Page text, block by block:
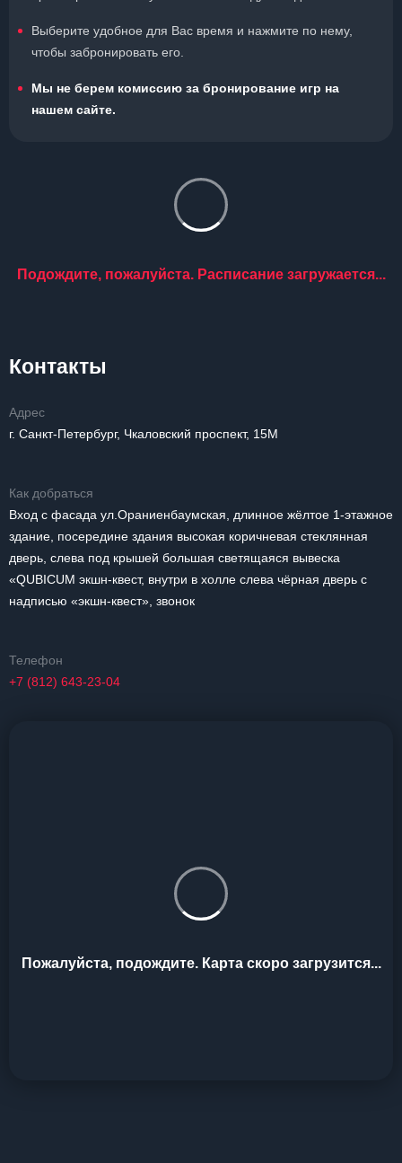
Выберите удобное для Вас время и нажмите по нему,
чтобы забронировать его.
Мы не берем комиссию за бронирование игр на
нашем сайте.
Подождите, пожалуйста. Расписание загружается...
Контакты
Адрес
г. Санкт-Петербург, Чкаловский проспект, 15М
Как добраться
Вход с фасада ул.Ораниенбаумская, длинное жёлтое 1-этажное
здание, посередине здания высокая коричневая стеклянная
дверь, слева под крышей большая светящаяся вывеска
«QUBICUM экшн-квест, внутри в холле слева чёрная дверь с
надписью «экшн-квест», звонок
Телефон
+7 (812) 643-23-04
Пожалуйста, подождите. Карта скоро загрузится...